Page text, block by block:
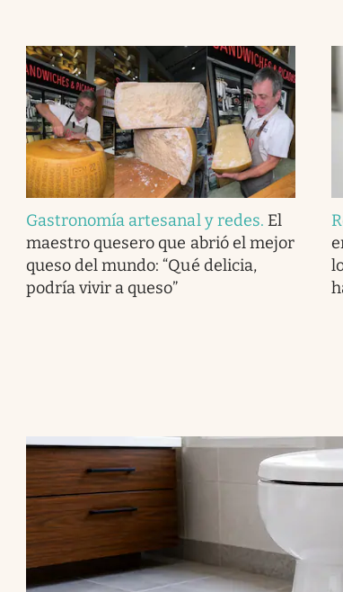
Gastronomía artesanal y redes. El
maestro quesero que abrió el mejor
queso del mundo: “Qué delicia,
podría vivir a queso”